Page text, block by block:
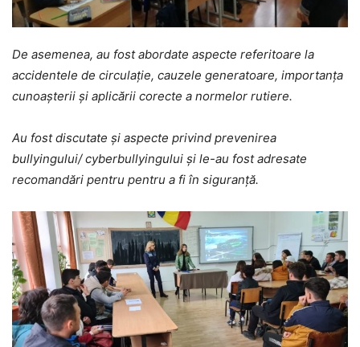
De asemenea, au fost abordate aspecte referitoare la
accidentele de circulaţie, cauzele generatoare, importanţa
cunoaşterii şi aplicării corecte a normelor rutiere.
Au fost discutate și aspecte privind prevenirea
bullyingului/ cyberbullyingului și le-au fost adresate
recomandări pentru pentru a fi în siguranță.